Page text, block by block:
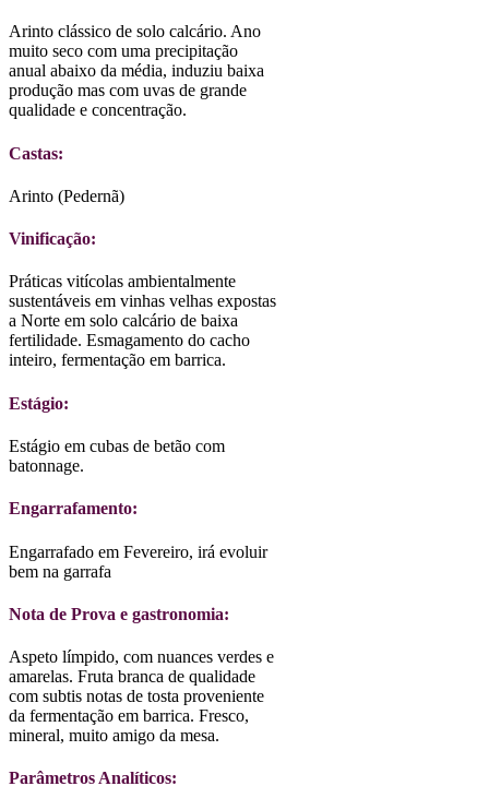
Arinto clássico de solo calcário. Ano
muito seco com uma precipitação
anual abaixo da média, induziu baixa
produção mas com uvas de grande
qualidade e concentração.
Castas:
Arinto (Pedernã)
Vinificação:
Práticas vitícolas ambientalmente
sustentáveis em vinhas velhas expostas
a Norte em solo calcário de baixa
fertilidade. Esmagamento do cacho
inteiro, fermentação em barrica.
Estágio:
Estágio em cubas de betão com
batonnage.
Engarrafamento:
Engarrafado em Fevereiro, irá evoluir
bem na garrafa
Nota de Prova e gastronomia:
Aspeto límpido, com nuances verdes e
amarelas. Fruta branca de qualidade
com subtis notas de tosta proveniente
da fermentação em barrica. Fresco,
mineral, muito amigo da mesa.
Parâmetros Analíticos: